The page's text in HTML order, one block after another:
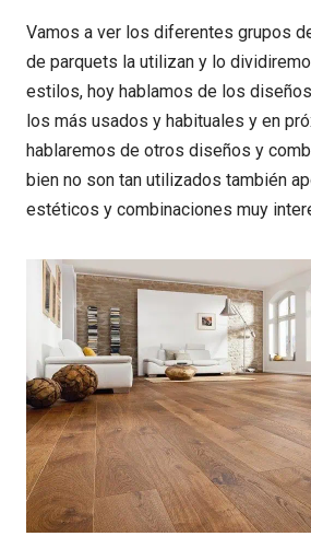
Vamos a ver los diferentes grupos
de parquets la utilizan y lo
estilos, hoy hablamos de los
los más usados y habituales y en
hablaremos de otros diseños y
bien no son tan utilizados también
estéticos y combinaciones muy